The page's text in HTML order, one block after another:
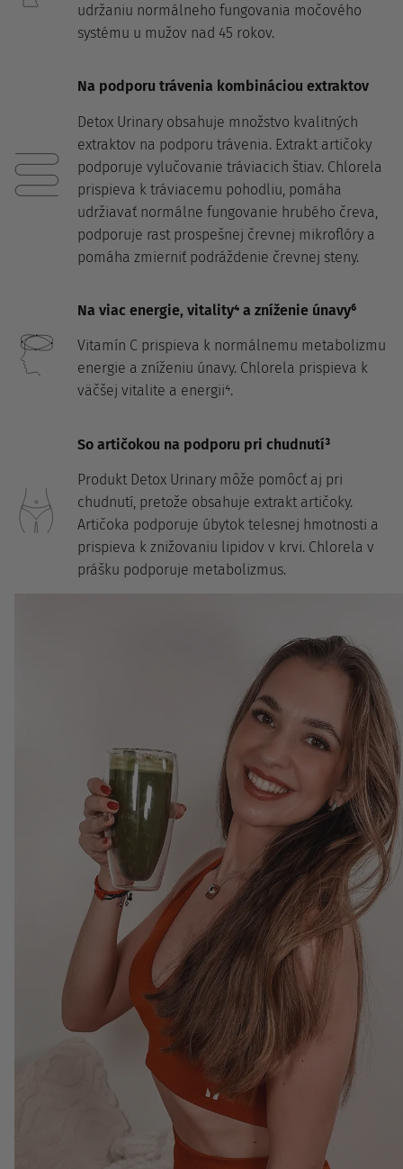
udržaniu normálneho fungovania močového
systému u mužov nad 45 rokov.
Na podporu trávenia kombináciou extraktov
Detox Urinary obsahuje množstvo kvalitných
extraktov na podporu trávenia. Extrakt artičoky
podporuje vylučovanie tráviacich štiav. Chlorela
prispieva k tráviacemu pohodliu, pomáha
udržiavať normálne fungovanie hrubého čreva,
podporuje rast prospešnej črevnej mikroflóry a
pomáha zmierniť podráždenie črevnej steny.
Na viac energie, vitality⁴ a zníženie únavy⁶
Vitamín C prispieva k normálnemu metabolizmu
energie a zníženiu únavy. Chlorela prispieva k
väčšej vitalite a energii⁴.
So artičokou na podporu pri chudnutí³
Produkt Detox Urinary môže pomôcť aj pri
chudnutí, pretože obsahuje extrakt artičoky.
Artičoka podporuje úbytok telesnej hmotnosti a
prispieva k znižovaniu lipidov v krvi. Chlorela v
prášku podporuje metabolizmus.